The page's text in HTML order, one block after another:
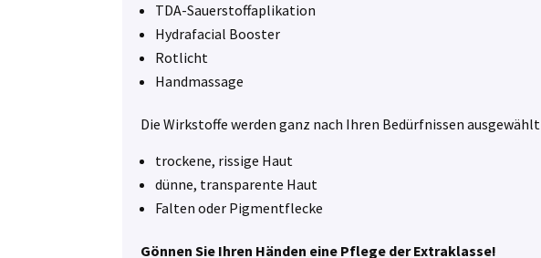
TDA-Sauerstoffaplikation
Hydrafacial Booster
Rotlicht
Handmassage
Die Wirkstoffe werden ganz nach Ihren Bedürfnissen ausgewählt
trockene, rissige Haut
dünne, transparente Haut
Falten oder Pigmentflecke
Gönnen Sie Ihren Händen eine Pflege der Extraklasse!